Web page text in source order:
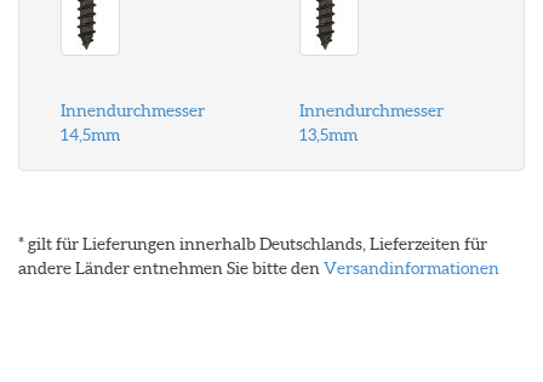
Innendurchmesser
14,5mm
Innendurchmesser
13,5mm
* gilt für Lieferungen innerhalb Deutschlands, Lieferzeiten für
andere Länder entnehmen Sie bitte den Versandinformationen